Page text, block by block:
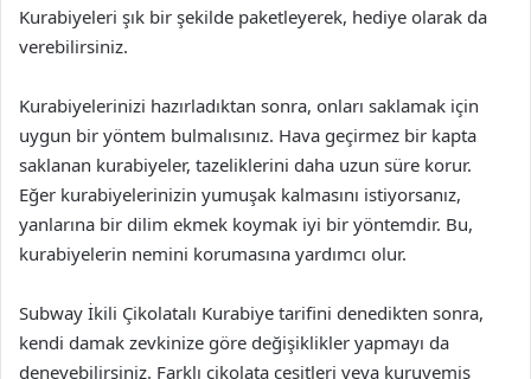
Kurabiyeleri şık bir şekilde paketleyerek, hediye olarak da
verebilirsiniz.
Kurabiyelerinizi hazırladıktan sonra, onları saklamak için
uygun bir yöntem bulmalısınız. Hava geçirmez bir kapta
saklanan kurabiyeler, tazeliklerini daha uzun süre korur.
Eğer kurabiyelerinizin yumuşak kalmasını istiyorsanız,
yanlarına bir dilim ekmek koymak iyi bir yöntemdir. Bu,
kurabiyelerin nemini korumasına yardımcı olur.
Subway İkili Çikolatalı Kurabiye tarifini denedikten sonra,
kendi damak zevkinize göre değişiklikler yapmayı da
deneyebilirsiniz. Farklı çikolata çeşitleri veya kuruyemiş